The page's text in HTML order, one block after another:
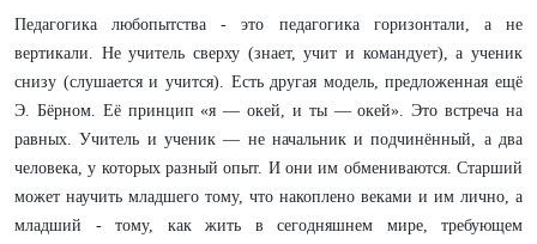
Педагогика любопытства - это педагогика горизонтали, а не
вертикали. Не учитель сверху (знает, учит и командует), а ученик
снизу (слушается и учится). Есть другая модель, предложенная ещё
Э. Бёрном. Её принцип «я — окей, и ты — окей». Это встреча на
равных. Учитель и ученик — не начальник и подчинённый, а два
человека, у которых разный опыт. И они им обмениваются. Старший
может научить младшего тому, что накоплено веками и им лично, а
младший - тому, как жить в сегодняшнем мире, требующем